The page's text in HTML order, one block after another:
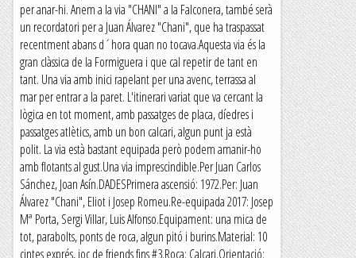
per anar-hi. Anem a la via "CHANI" a la Falconera, també serà
un recordatori per a Juan Álvarez "Chani", que ha traspassat
recentment abans d´hora quan no tocava.Aquesta via és la
gran clàssica de la Formiguera i que cal repetir de tant en
tant. Una via amb inici rapelant per una avenc, terrassa al
mar per entrar a la paret. L'itinerari variat que va cercant la
lògica en tot moment, amb passatges de placa, díedres i
passatges atlètics, amb un bon calcari, algun punt ja està
polit. La via està bastant equipada però podem amanir-ho
amb flotants al gust.Una via imprescindible.Per Juan Carlos
Sánchez, Joan Asín.DADESPrimera ascensió: 1972.Per: Juan
Álvarez "Chani", Eliot i Josep Romeu.Re-equipada 2017: Josep
Mª Porta, Sergi Villar, Luis Alfonso.Equipament: una mica de
tot, parabolts, ponts de roca, algun pitó i burins.Material: 10
cintes exprés, joc de friends fins #3.Roca: Calcari.Orientació: